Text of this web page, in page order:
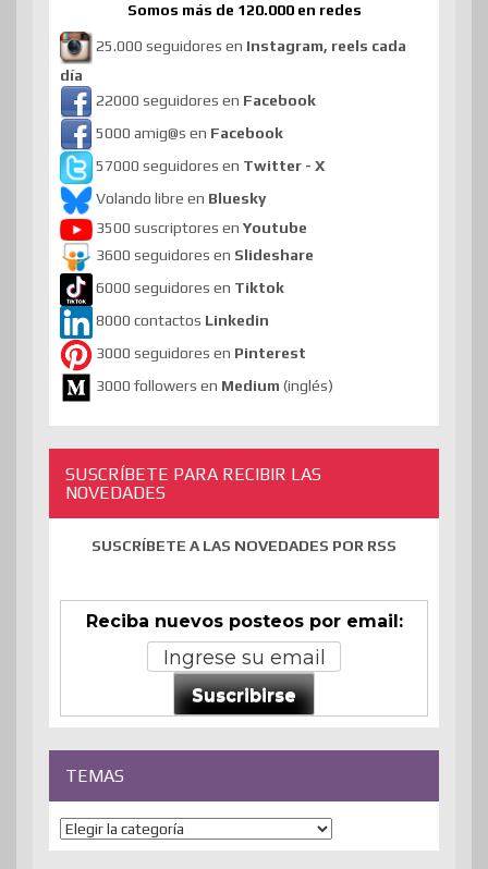
Somos más de 120.000 en redes
25.000 seguidores en Instagram, reels cada
día
22000 seguidores en Facebook
5000 amig@s en Facebook
57000 seguidores en Twitter - X
Volando libre en Bluesky
3500 suscriptores en Youtube
3600 seguidores en Slideshare
6000 seguidores en Tiktok
8000 contactos Linkedin
3000 seguidores en Pinterest
3000 followers en Medium (inglés)
SUSCRÍBETE PARA RECIBIR LAS
NOVEDADES
SUSCRÍBETE A LAS NOVEDADES POR RSS
Reciba nuevos posteos por email:
Suscribirse
TEMAS
Temas